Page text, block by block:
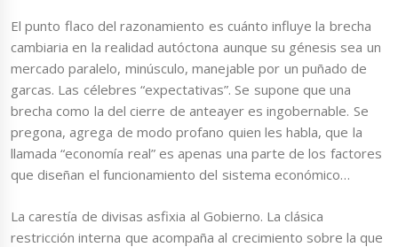
El punto flaco del razonamiento es cuánto influye la brecha
cambiaria en la realidad autóctona aunque su génesis sea un
mercado paralelo, minúsculo, manejable por un puñado de
garcas. Las célebres “expectativas”. Se supone que una
brecha como la del cierre de anteayer es ingobernable. Se
pregona, agrega de modo profano quien les habla, que la
llamada “economía real” es apenas una parte de los factores
que diseñan el funcionamiento del sistema económico…
La carestía de divisas asfixia al Gobierno. La clásica
restricción interna que acompaña al crecimiento sobre la que